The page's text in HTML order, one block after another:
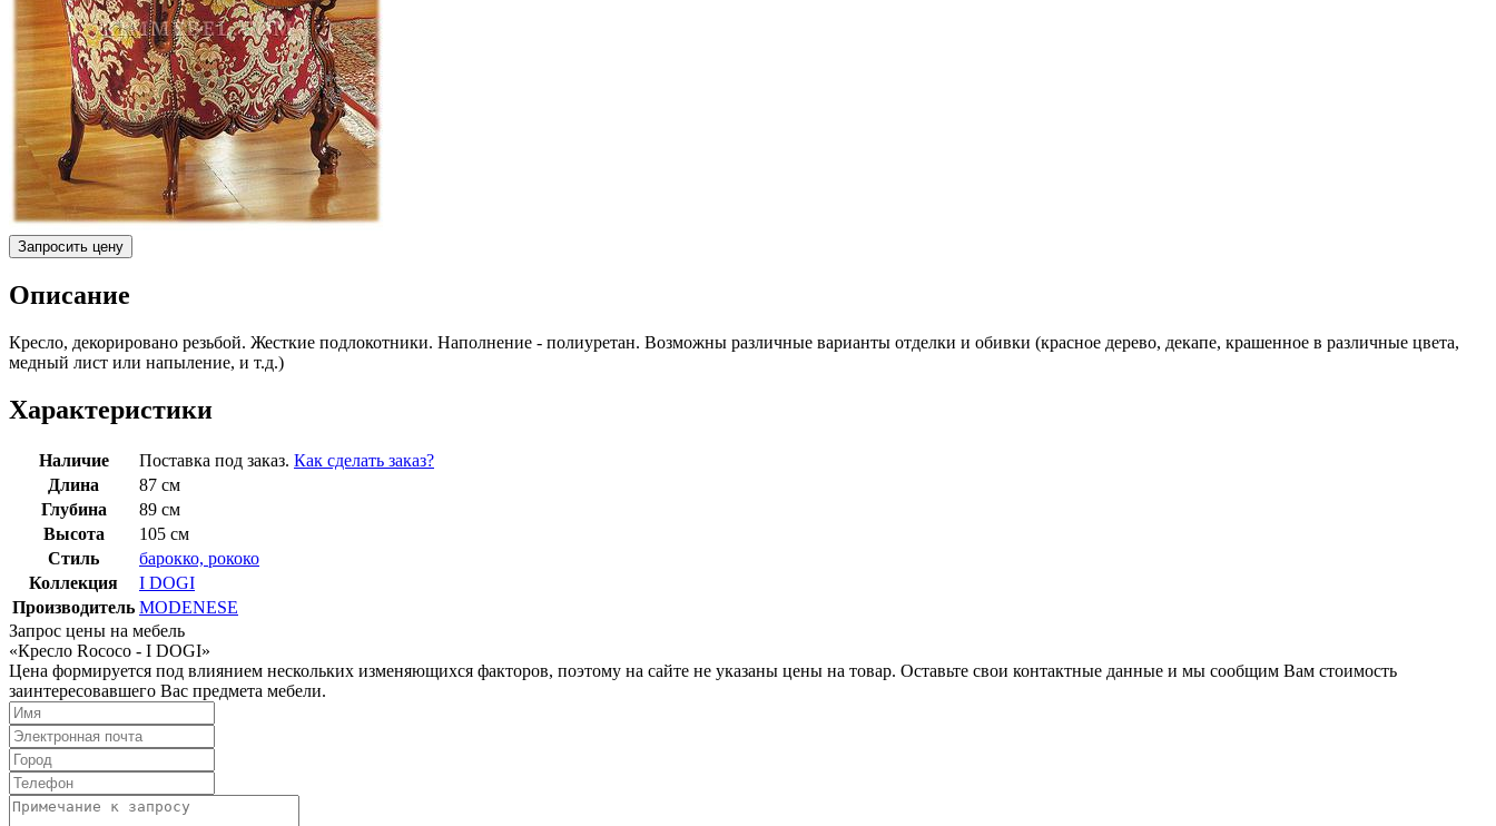
Запросить цену
Описание
Кресло, декорировано резьбой. Жесткие подлокотники. Наполнение - полиуретан. Возможны различные варианты отделки и обивки (красное дерево, декапе, крашенное в различные цвета,
медный лист или напыление, и т.д.)
Характеристики
Наличие Поставка под заказ. Как сделать заказ?
Длина
87 см
Глубина
89 см
Высота
105 см
Стиль
барокко, рококо
Коллекция
I DOGI
Производитель MODENESE
Запрос цены на мебель
«Кресло Rococo - I DOGI»
Цена формируется под влиянием нескольких изменяющихся факторов, поэтому на сайте не указаны цены на товар. Оставьте свои контактные данные и мы сообщим Вам стоимость
заинтересовавшего Вас предмета мебели.